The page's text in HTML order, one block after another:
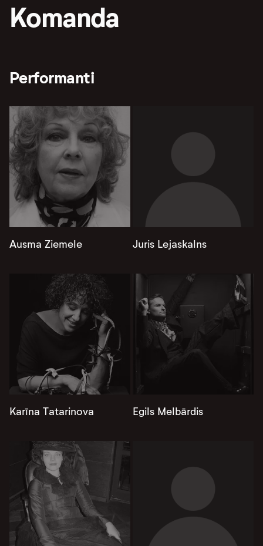
Komanda
Performanti
Ausma Ziemele Juris Lejaskalns
Karīna Tatarinova Egils Melbārdis